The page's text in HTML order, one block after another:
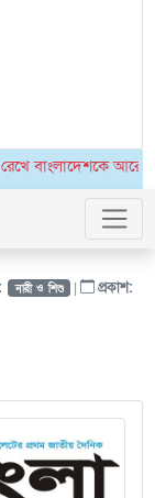
আরেকবার
নারী ও শিশু | প্রকাশ: